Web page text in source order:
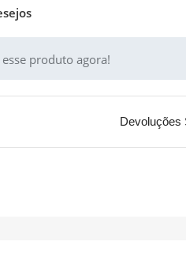
produto agora!
Devoluções